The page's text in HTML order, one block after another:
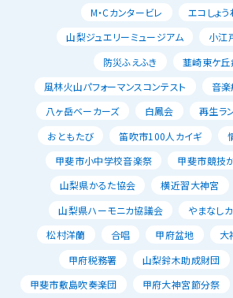
M・Cカンタービレ
エコしょ
山梨ジュエリーミュージアム
小江
防災ふえふき
韮崎東ケ丘
風林火山パフォーマンスコンテスト
音
八ヶ岳ベーカーズ
白鳳会 再生ラ
おともたび
笛吹市100人カイギ
甲斐市小中学校音楽祭
甲斐市競技
山梨県かるた協会
横近習大神宮
山梨県ハーモニカ協議会
やまなし
松村洋蘭
合唱 甲府盆地 大
甲府税務署
山梨鈴木助成財団
甲斐市敷島吹奏楽団
甲府大神宮節分祭